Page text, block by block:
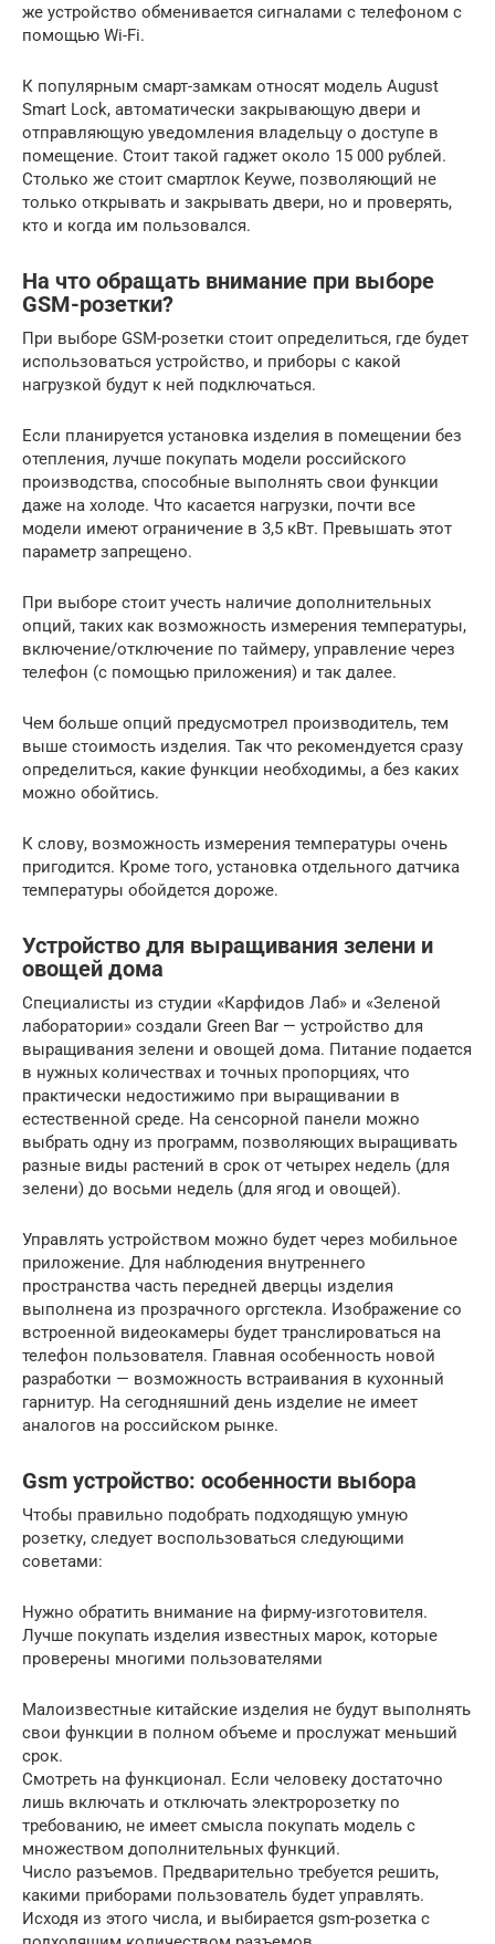
же устройство обменивается сигналами с телефоном с
помощью Wi-Fi.
К популярным смарт-замкам относят модель August
Smart Lock, автоматически закрывающую двери и
отправляющую уведомления владельцу о доступе в
помещение. Стоит такой гаджет около 15 000 рублей.
Столько же стоит смартлок Keywe, позволяющий не
только открывать и закрывать двери, но и проверять,
кто и когда им пользовался.
На что обращать внимание при выборе
GSM-розетки?
При выборе GSM-розетки стоит определиться, где будет
использоваться устройство, и приборы с какой
нагрузкой будут к ней подключаться.
Если планируется установка изделия в помещении без
отепления, лучше покупать модели российского
производства, способные выполнять свои функции
даже на холоде. Что касается нагрузки, почти все
модели имеют ограничение в 3,5 кВт. Превышать этот
параметр запрещено.
При выборе стоит учесть наличие дополнительных
опций, таких как возможность измерения температуры,
включение/отключение по таймеру, управление через
телефон (с помощью приложения) и так далее.
Чем больше опций предусмотрел производитель, тем
выше стоимость изделия. Так что рекомендуется сразу
определиться, какие функции необходимы, а без каких
можно обойтись.
К слову, возможность измерения температуры очень
пригодится. Кроме того, установка отдельного датчика
температуры обойдется дороже.
Устройство для выращивания зелени и
овощей дома
Специалисты из студии «Карфидов Лаб» и «Зеленой
лаборатории» создали Green Bar — устройство для
выращивания зелени и овощей дома. Питание подается
в нужных количествах и точных пропорциях, что
практически недостижимо при выращивании в
естественной среде. На сенсорной панели можно
выбрать одну из программ, позволяющих выращивать
разные виды растений в срок от четырех недель (для
зелени) до восьми недель (для ягод и овощей).
Управлять устройством можно будет через мобильное
приложение. Для наблюдения внутреннего
пространства часть передней дверцы изделия
выполнена из прозрачного оргстекла. Изображение со
встроенной видеокамеры будет транслироваться на
телефон пользователя. Главная особенность новой
разработки — возможность встраивания в кухонный
гарнитур. На сегодняшний день изделие не имеет
аналогов на российском рынке.
Gsm устройство: особенности выбора
Чтобы правильно подобрать подходящую умную
розетку, следует воспользоваться следующими
советами:
Нужно обратить внимание на фирму-изготовителя.
Лучше покупать изделия известных марок, которые
проверены многими пользователями
Малоизвестные китайские изделия не будут выполнять
свои функции в полном объеме и прослужат меньший
срок.
Смотреть на функционал. Если человеку достаточно
лишь включать и отключать электророзетку по
требованию, не имеет смысла покупать модель с
множеством дополнительных функций.
Число разъемов. Предварительно требуется решить,
какими приборами пользователь будет управлять.
Исходя из этого числа, и выбирается gsm-розетка с